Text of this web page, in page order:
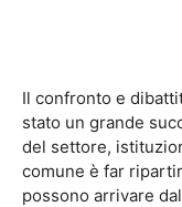
Il confronto e
stato un grande
del settore,
comune è far
possono arrivare